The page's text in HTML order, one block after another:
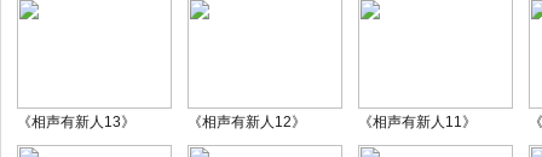
《相声有新人13》 《相声有新人12》 《相声有新人11》